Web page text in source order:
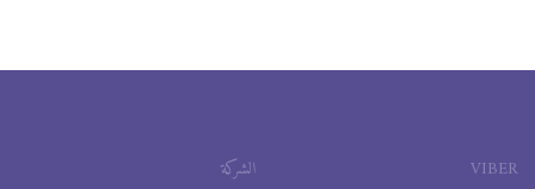
VIBER الشركة